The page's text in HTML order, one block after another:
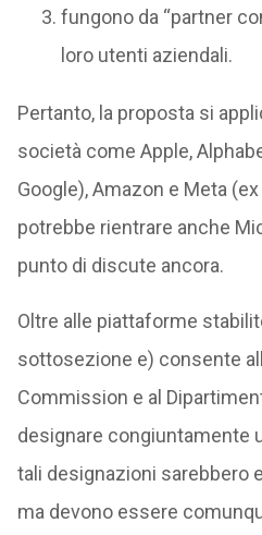
fungono da “partner
loro utenti aziendali.
Pertanto, la proposta si
società come Apple,
Google), Amazon e Meta
potrebbe rientrare anche
punto di discute ancora.
Oltre alle piattaforme
sottosezione e) consente
Commission e al
designare congiuntamente
tali designazioni sarebbero
ma devono essere